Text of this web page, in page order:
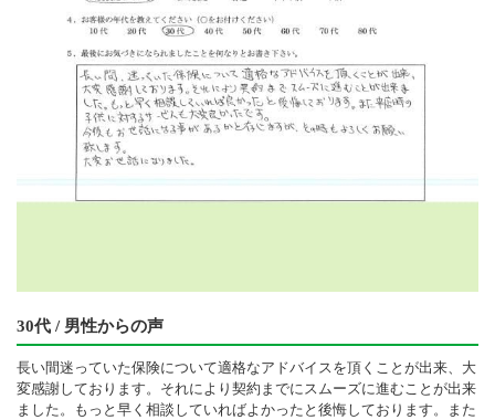
30代 / 男性からの声
長い間迷っていた保険について適格なアドバイスを頂くことが出来、大
変感謝しております。それにより契約までにスムーズに進むことが出来
ました。もっと早く相談していればよかったと後悔しております。また